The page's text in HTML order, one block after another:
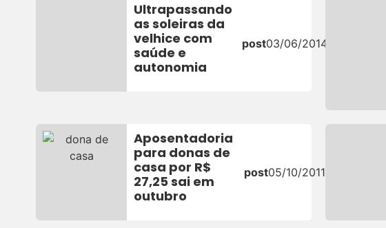
Ultrapassando
as soleiras da
velhice com
saúde e
autonomia
post03/06/2014
Aposentadoria
para donas de
casa por R$
27,25 sai em
outubro
post05/10/2011